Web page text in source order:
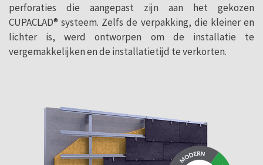
perforaties die aangepast zijn aan het gekozen
CUPACLAD® systeem. Zelfs de verpakking, die kleiner en
lichter is, werd ontworpen om de installatie te
vergemakkelijken en de installatietijd te verkorten.